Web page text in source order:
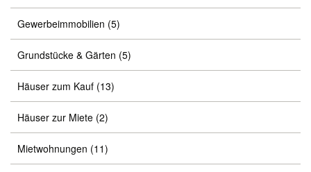
Gewerbeimmobilien (5)
Grundstücke & Gärten (5)
Häuser zum Kauf (13)
Häuser zur Miete (2)
Mietwohnungen (11)